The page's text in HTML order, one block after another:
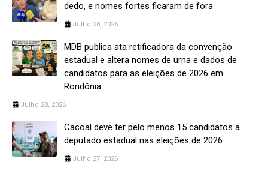
dedo, e nomes fortes ficaram de fora
Julho 28, 2026
MDB publica ata retificadora da convenção
estadual e altera nomes de urna e dados de
candidatos para as eleições de 2026 em
Rondônia
Julho 28, 2026
Cacoal deve ter pelo menos 15 candidatos a
deputado estadual nas eleições de 2026
Julho 27, 2026